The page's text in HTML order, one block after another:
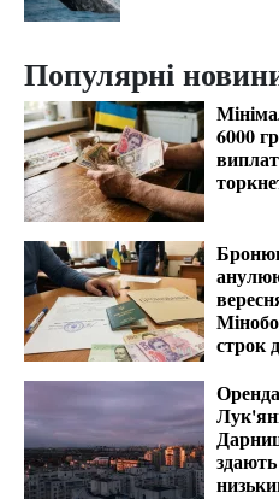
Популярні
6000
строк
здають